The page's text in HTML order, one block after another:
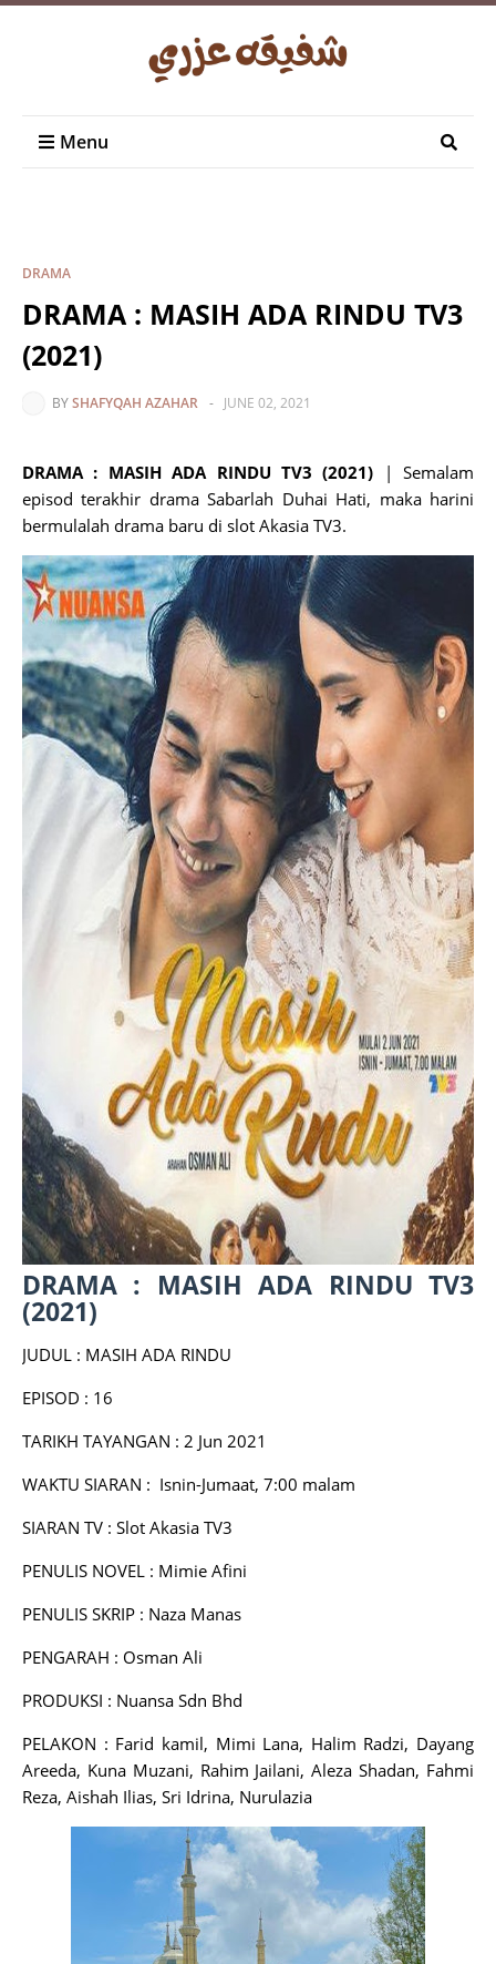
Menu
DRAMA
DRAMA : MASIH ADA RINDU TV3
(2021)
BYSHAFYQAH AZAHAR - JUNE 02, 2021
DRAMA : MASIH ADA RINDU TV3 (2021) | Semalam
episod terakhir drama Sabarlah Duhai Hati, maka harini
bermulalah drama baru di slot Akasia TV3.
DRAMA : MASIH ADA RINDU TV3
(2021)
JUDUL : MASIH ADA RINDU
EPISOD : 16
TARIKH TAYANGAN : 2 Jun 2021
WAKTU SIARAN : Isnin-Jumaat, 7:00 malam
SIARAN TV : Slot Akasia TV3
PENULIS NOVEL : Mimie Afini
PENULIS SKRIP : Naza Manas
PENGARAH : Osman Ali
PRODUKSI : Nuansa Sdn Bhd
PELAKON : Farid kamil, Mimi Lana, Halim Radzi, Dayang
Areeda, Kuna Muzani, Rahim Jailani, Aleza Shadan, Fahmi
Reza, Aishah Ilias, Sri Idrina, Nurulazia